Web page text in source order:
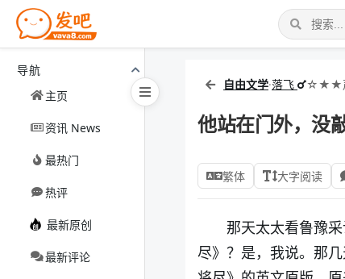
导航
主页
资讯 News
最热门
热评
最新原创
最新评论
自由文学·落飞 ☆★★
他站在门外，没
繁体 大字阅读
那天太太看鲁豫
尽》？是，我说。那